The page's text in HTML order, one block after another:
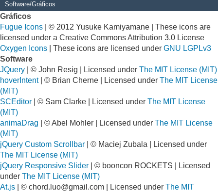
Software/Gráficos
Gráficos
Fugue Icons | © 2012 Yusuke Kamiyamane | These icons are
licensed under a Creative Commons Attribution 3.0 License
Oxygen Icons | These icons are licensed under GNU LGPLv3
Software
JQuery | © John Resig | Licensed under The MIT License (MIT)
hoverIntent| © Brian Cherne | Licensed under The MIT License
(MIT)
SCEditor | © Sam Clarke | Licensed under The MIT License
(MIT)
animaDrag | © Abel Mohler | Licensed under The MIT License
(MIT)
jQuery Custom Scrollbar | © Maciej Zubala | Licensed under
The MIT License (MIT)
jQuery Responsive Slider | © booncon ROCKETS | Licensed
under The MIT License (MIT)
At.js | © chord.luo@gmail.com | Licensed under The MIT